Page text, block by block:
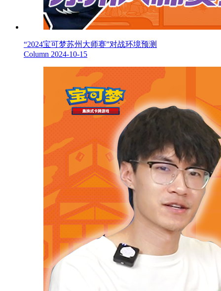
“2024宝可梦苏州大师赛”对战环境预测
Column 2024-10-15